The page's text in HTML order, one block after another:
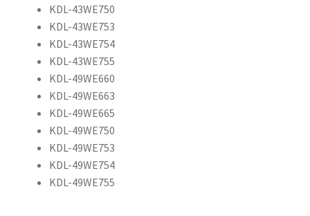
KDL-43WE750
KDL-43WE753
KDL-43WE754
KDL-43WE755
KDL-49WE660
KDL-49WE663
KDL-49WE665
KDL-49WE750
KDL-49WE753
KDL-49WE754
KDL-49WE755